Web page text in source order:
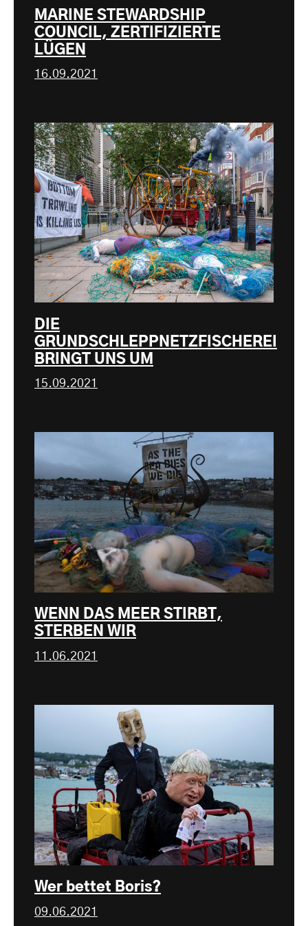
MARINE STEWARDSHIP
COUNCIL, ZERTIFIZIERTE
LÜGEN
16.09.2021
DIE
GRUNDSCHLEPPNETZFISCHEREI
BRINGT UNS UM
15.09.2021
WENN DAS MEER STIRBT,
STERBEN WIR
11.06.2021
Wer bettet Boris?
09.06.2021